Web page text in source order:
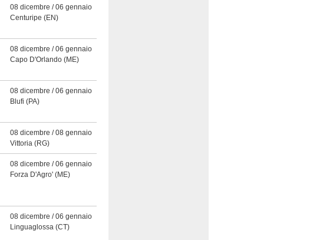
08 dicembre / 06 gennaio
Centuripe (EN)
08 dicembre / 06 gennaio
Capo D'Orlando (ME)
08 dicembre / 06 gennaio
Blufi (PA)
08 dicembre / 08 gennaio
Vittoria (RG)
08 dicembre / 06 gennaio
Forza D'Agro' (ME)
08 dicembre / 06 gennaio
Linguaglossa (CT)